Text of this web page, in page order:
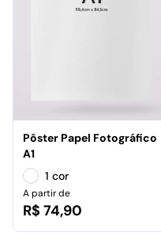
Pôster Papel Fotográfico
A1
1 cor
A partir de
R$ 74,90